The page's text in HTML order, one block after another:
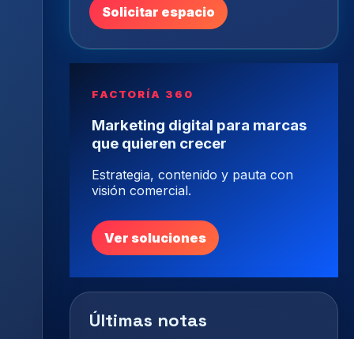
Solicitar espacio
FACTORÍA 360
Marketing digital para marcas
que quieren crecer
Estrategia, contenido y pauta con
visión comercial.
Ver soluciones
Últimas notas